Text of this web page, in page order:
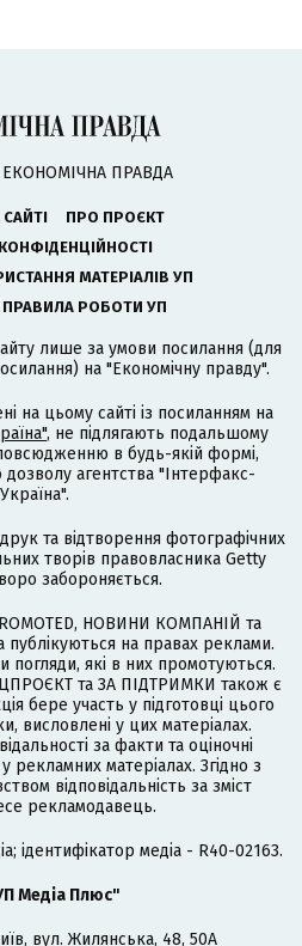
ЕКОНОМІЧНА ПРАВДА
ПРО ПРОЄКТ
МАТЕРІАЛІВ УП
ПРАВИЛА РОБОТИ УП
лише за умови посилання (для
на "Економічну правду".
на цьому сайті із посиланням на
, не підлягають подальшому
в будь-якій формі,
агентства "Інтерфакс-
Україна".
та відтворення фотографічних
творів правовласника Getty
забороняється.
НОВИНИ КОМПАНІЙ та
на правах реклами.
погляди, які в них промотуються.
та ЗА ПІДТРИМКИ також є
бере участь у підготовці цього
висловлені у цих матеріалах.
за факти та оціночні
матеріалах. Згідно з
відповідальність за зміст
рекламодавець.
ідентифікатор медіа - R40-02163.
Медіа Плюс"
вул. Жилянська, 48, 50А